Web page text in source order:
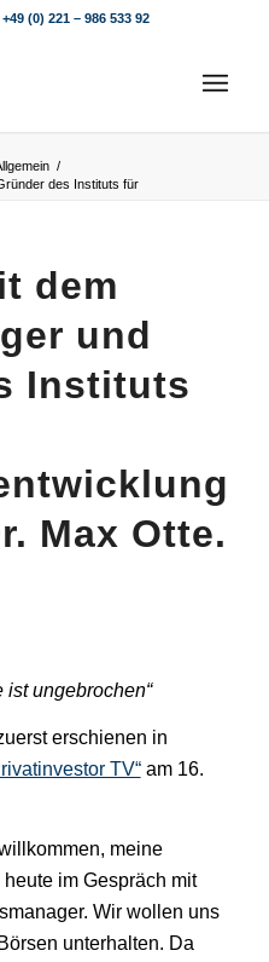
+49 (0) 221 – 986 533 92
/
des Instituts für
dem
und
Instituts
Max Otte.
ist ungebrochen“
erschienen in
TV“am 16.
meine
im Gespräch mit
Wir wollen uns
unterhalten. Da